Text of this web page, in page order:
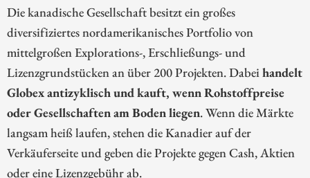
Die kanadische Gesellschaft besitzt ein großes
diversifiziertes nordamerikanisches Portfolio von
mittelgroßen Explorations-, Erschließungs- und
Lizenzgrundstücken an über 200 Projekten. Dabeihandelt
Globex antizyklisch und kauft, wenn Rohstoffpreise
oder Gesellschaften am Boden liegen. Wenn die Märkte
langsam heiß laufen, stehen die Kanadier auf der
Verkäuferseite und geben die Projekte gegen Cash, Aktien
oder eine Lizenzgebühr ab.